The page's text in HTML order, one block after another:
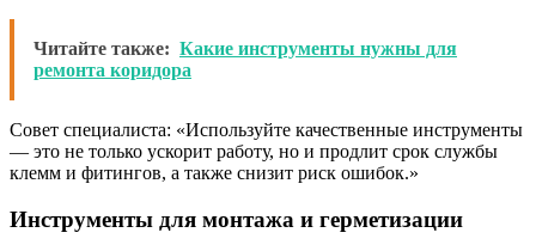
Читайте также: Какие инструменты нужны для
ремонта коридора
Совет специалиста: «Используйте качественные инструменты
— это не только ускорит работу, но и продлит срок службы
клемм и фитингов, а также снизит риск ошибок.»
Инструменты для монтажа и герметизации